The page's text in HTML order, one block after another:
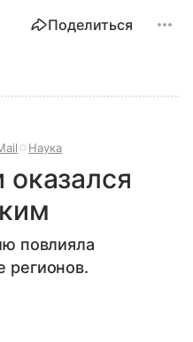
Поделиться
Наука
повлияла
регионов.